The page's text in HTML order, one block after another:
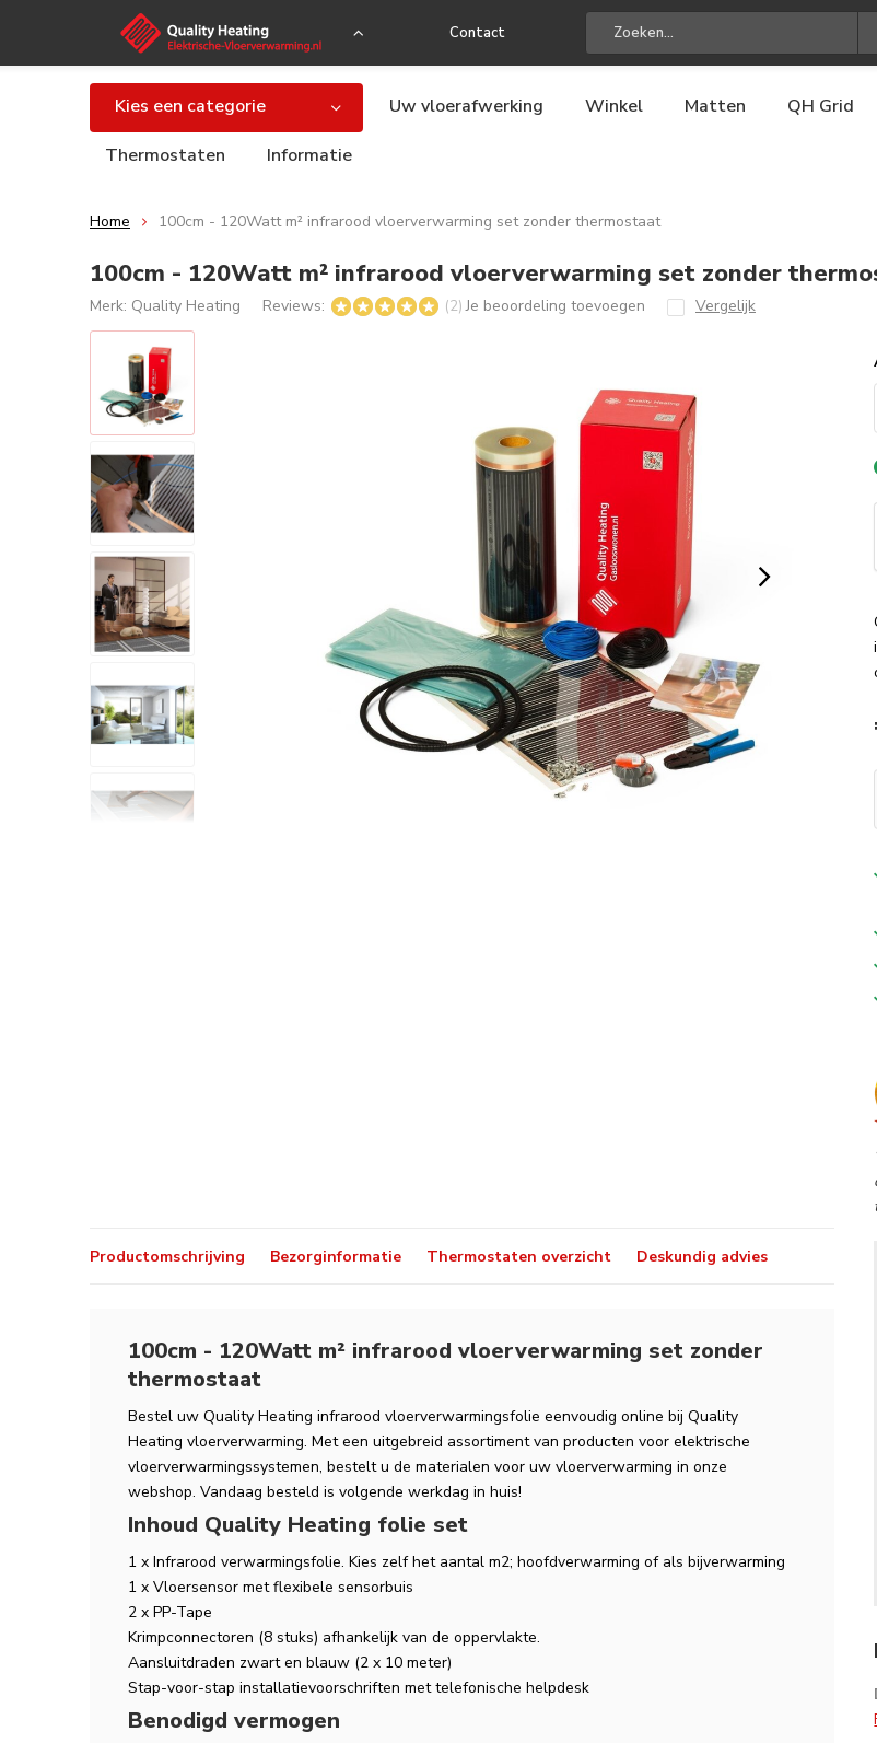
Contact
Kies een categorie Uw vloerafwerking Winkel Matten QH Grid
Thermostaten Informatie
Home 100cm - 120Watt m² infrarood vloerverwarming set zonder thermostaat
100cm - 120Watt m² infrarood vloerverwarming set zonder
Merk: Quality Heating Reviews: (2) Je beoordeling toevoegen Vergelijk
Productomschrijving Bezorginformatie Thermostaten overzicht Deskundig advies
100cm - 120Watt m² infrarood vloerverwarming set zonder
thermostaat
Bestel uw Quality Heating infrarood vloerverwarmingsfolie eenvoudig online bij Quality
Heating vloerverwarming. Met een uitgebreid assortiment van producten voor elektrische
vloerverwarmingssystemen, bestelt u de materialen voor uw vloerverwarming in onze
webshop. Vandaag besteld is volgende werkdag in huis!
Inhoud Quality Heating folie set
1 x Infrarood verwarmingsfolie. Kies zelf het aantal m2; hoofdverwarming of als bijverwarming
1 x Vloersensor met flexibele sensorbuis
2 x PP-Tape
Krimpconnectoren (8 stuks) afhankelijk van de oppervlakte.
Aansluitdraden zwart en blauw (2 x 10 meter)
Stap-voor-stap installatievoorschriften met telefonische helpdesk
Benodigd vermogen